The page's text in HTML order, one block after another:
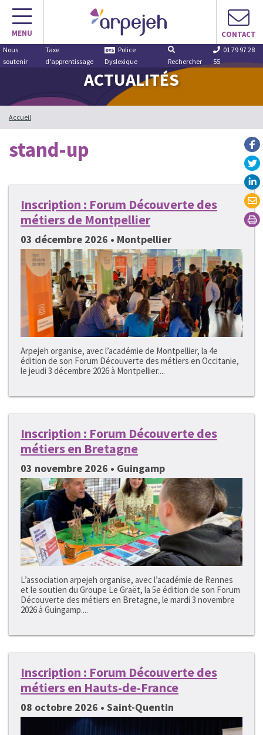
Aller
contenu
MENU CONTACT
Nous
soutenir
Taxe
d'apprentissage
Police
Dyslexique
Rechercher
01 79 97 28
55
ACTUALITÉS
Accueil
stand-up
Inscription : Forum Découverte des
métiers de Montpellier
03 décembre 2026 • Montpellier
Arpejeh organise, avec l’académie de Montpellier, la 4e
édition de son Forum Découverte des métiers en Occitanie,
le jeudi 3 décembre 2026 à Montpellier....
Inscription : Forum Découverte des
métiers en Bretagne
03 novembre 2026 • Guingamp
L’association arpejeh organise, avec l’académie de Rennes
et le soutien du Groupe Le Graët, la 5e édition de son Forum
Découverte des métiers en Bretagne, le mardi 3 novembre
2026 à Guingamp....
Inscription : Forum Découverte des
métiers en Hauts-de-France
08 octobre 2026 • Saint-Quentin